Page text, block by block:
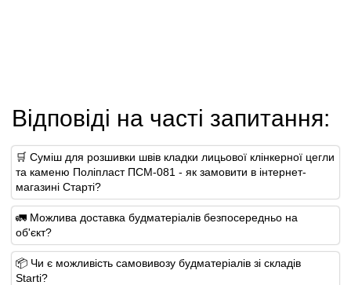
Відповіді на часті запитання:
🛒 Суміш для розшивки швів кладки лицьової клінкерної цегли
та каменю Поліпласт ПСМ-081 - як замовити в інтернет-
магазині Старті?
🚛 Можлива доставка будматеріалів безпосередньо на
об'єкт?
📦 Чи є можливість самовивозу будматеріалів зі складів
Starti?